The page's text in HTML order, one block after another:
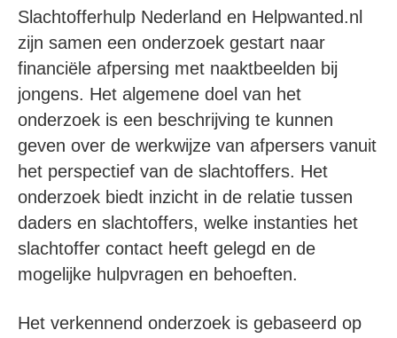
Slachtofferhulp Nederland en Helpwanted.nl
zijn samen een onderzoek gestart naar
financiële afpersing met naaktbeelden bij
jongens. Het algemene doel van het
onderzoek is een beschrijving te kunnen
geven over de werkwijze van afpersers vanuit
het perspectief van de slachtoffers. Het
onderzoek biedt inzicht in de relatie tussen
daders en slachtoffers, welke instanties het
slachtoffer contact heeft gelegd en de
mogelijke hulpvragen en behoeften.
Het verkennend onderzoek is gebaseerd op